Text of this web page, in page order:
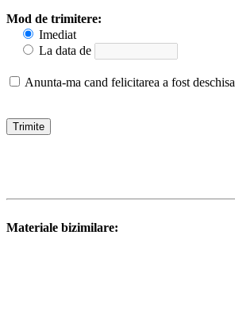
Mod de trimitere:
Imediat
La data de
Anunta-ma cand felicitarea a fost deschisa
Materiale bizimilare: